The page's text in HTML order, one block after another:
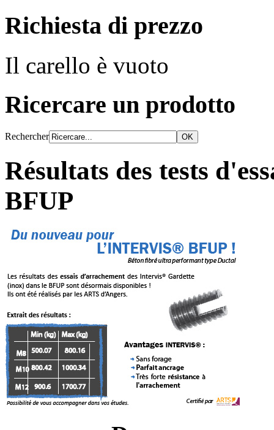
Richiesta di prezzo
Il carello è vuoto
Ricercare un prodotto
Rechercher
Résultats des tests
BFUP